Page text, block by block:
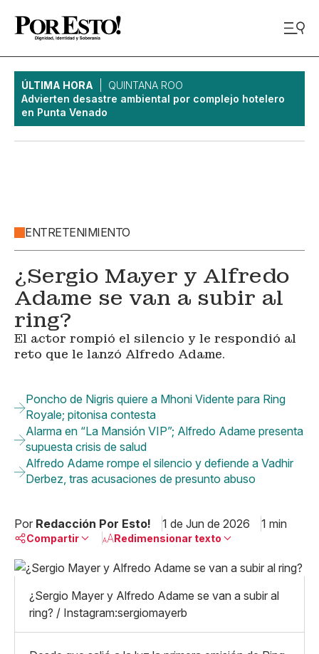
ÚLTIMA HORA
QUINTANA ROO
Advierten desastre ambiental por complejo hotelero
en Punta Venado
ENTRETENIMIENTO
¿Sergio Mayer y Alfredo
Adame se van a subir al
ring?
El actor rompió el silencio y le respondió al
reto que le lanzó Alfredo Adame.
Poncho de Nigris quiere a Mhoni Vidente para Ring
Royale; pitonisa contesta
Alarma en “La Mansión VIP”; Alfredo Adame presenta
supuesta crisis de salud
Alfredo Adame rompe el silencio y defiende a Vadhir
Derbez, tras acusaciones de presunto abuso
Por Redacción Por Esto! 1 de Jun de 2026 1 min
Compartir
Facebook
X
Whatsapp
Copiar enlace
Redimensionar texto
Mediano
Grande
¿Sergio Mayer y Alfredo Adame se van a subir al
ring? / Instagram:sergiomayerb